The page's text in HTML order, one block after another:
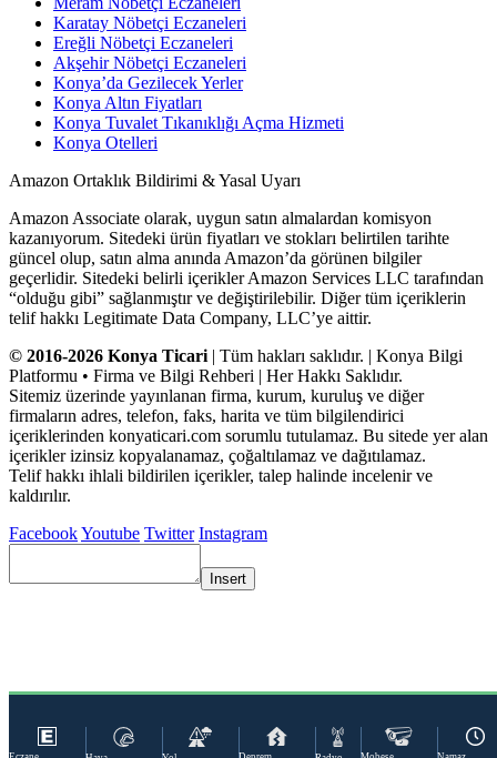
Karatay Nöbetçi Eczaneleri
Ereğli Nöbetçi Eczaneleri
Akşehir Nöbetçi Eczaneleri
Konya’da Gezilecek Yerler
Konya Altın Fiyatları
Konya Tuvalet Tıkanıklığı Açma Hizmeti
Konya Otelleri
Amazon Ortaklık Bildirimi & Yasal Uyarı
Amazon Associate olarak, uygun satın almalardan komisyon
kazanıyorum. Sitedeki ürün fiyatları ve stokları belirtilen tarihte
güncel olup, satın alma anında Amazon’da görünen bilgiler
geçerlidir. Sitedeki belirli içerikler Amazon Services LLC tarafından
“olduğu gibi” sağlanmıştır ve değiştirilebilir. Diğer tüm içeriklerin
telif hakkı Legitimate Data Company, LLC’ye aittir.
© 2016-2026 Konya Ticari | Tüm hakları saklıdır. | Konya Bilgi
Platformu • Firma ve Bilgi Rehberi | Her Hakkı Saklıdır.
Sitemiz üzerinde yayınlanan firma, kurum, kuruluş ve diğer
firmaların adres, telefon, faks, harita ve tüm bilgilendirici
içeriklerinden konyaticari.com sorumlu tutulamaz. Bu sitede yer alan
içerikler izinsiz kopyalanamaz, çoğaltılamaz ve dağıtılamaz.
Telif hakkı ihlali bildirilen içerikler, talep halinde incelenir ve
kaldırılır.
FacebookYoutube Twitter Instagram
Insert